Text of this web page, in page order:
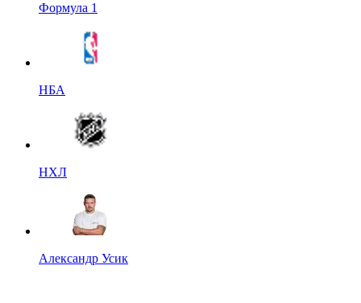
Формула 1
НБА
НХЛ
Александр Усик